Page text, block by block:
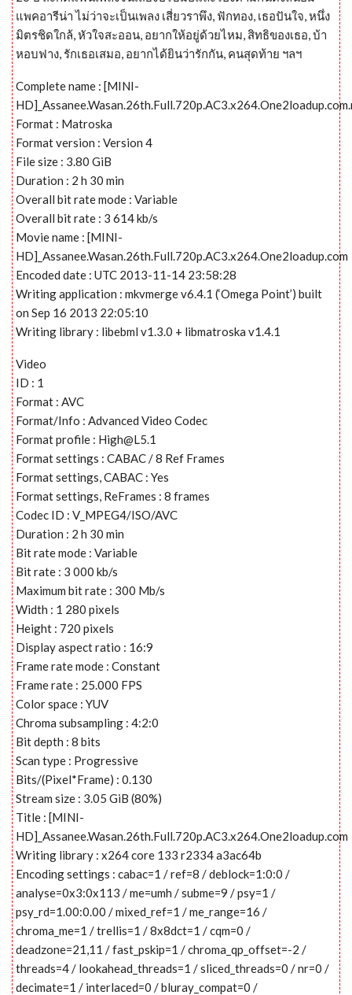
แพคอารีน่า ไม่ว่าจะเป็นเพลง เสี่ยวราพึง, ฟักทอง, เธอปันใจ, หนึ่ง
มิตรชิดใกล้, หัวใจสะออน, อยากให้อยู่ด้วยไหม, สิทธิของเธอ, บ้า
หอบฟาง, รักเธอเสมอ, อยากได้ยินว่ารักกัน, คนสุดท้าย ฯลฯ
Complete name : [MINI-
Format : Matroska
Format version : Version 4
File size : 3.80 GiB
Duration : 2 h 30 min
Overall bit rate mode : Variable
Overall bit rate : 3 614 kb/s
Movie name : [MINI-
HD]_Assanee.Wasan.26th.Full.720p.AC3.x264.One2loadup.com
Encoded date : UTC 2013-11-14 23:58:28
Writing application : mkvmerge v6.4.1 (‘Omega Point’) built
on Sep 16 2013 22:05:10
Writing library : libebml v1.3.0 + libmatroska v1.4.1
Video
ID : 1
Format : AVC
Format/Info : Advanced Video Codec
Format profile : High@L5.1
Format settings : CABAC / 8 Ref Frames
Format settings, CABAC : Yes
Format settings, ReFrames : 8 frames
Codec ID : V_MPEG4/ISO/AVC
Duration : 2 h 30 min
Bit rate mode : Variable
Bit rate : 3 000 kb/s
Maximum bit rate : 300 Mb/s
Width : 1 280 pixels
Height : 720 pixels
Display aspect ratio : 16:9
Frame rate mode : Constant
Frame rate : 25.000 FPS
Color space : YUV
Chroma subsampling : 4:2:0
Bit depth : 8 bits
Scan type : Progressive
Bits/(Pixel*Frame) : 0.130
Stream size : 3.05 GiB (80%)
Title : [MINI-
HD]_Assanee.Wasan.26th.Full.720p.AC3.x264.One2loadup.com
Writing library : x264 core 133 r2334 a3ac64b
Encoding settings : cabac=1 / ref=8 / deblock=1:0:0 /
analyse=0x3:0x113 / me=umh / subme=9 / psy=1 /
psy_rd=1.00:0.00 / mixed_ref=1 / me_range=16 /
chroma_me=1 / trellis=1 / 8x8dct=1 / cqm=0 /
deadzone=21,11 / fast_pskip=1 / chroma_qp_offset=-2 /
threads=4 / lookahead_threads=1 / sliced_threads=0 / nr=0 /
decimate=1 / interlaced=0 / bluray_compat=0 /